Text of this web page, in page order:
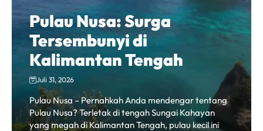
Pulau Nusa: Surga
Tersembunyi di
Kalimantan Tengah
Juli 31, 2026
Pulau Nusa – Pernahkah Anda mendengar tentang
Pulau Nusa? Terletak di tengah Sungai Kahayan
yang megah di Kalimantan Tengah, pulau kecil ini